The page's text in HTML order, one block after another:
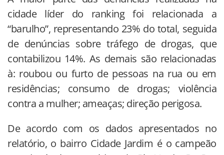
cidade líder do ranking foi relacionada a
“barulho”, representando 23% do total, seguida
de denúncias sobre tráfego de drogas, que
contabilizou 14%. As demais são relacionadas
à: roubou ou furto de pessoas na rua ou em
residências; consumo de drogas; violência
contra a mulher; ameaças; direção perigosa.
De acordo com os dados apresentados no
relatório, o bairro Cidade Jardim é o campeão